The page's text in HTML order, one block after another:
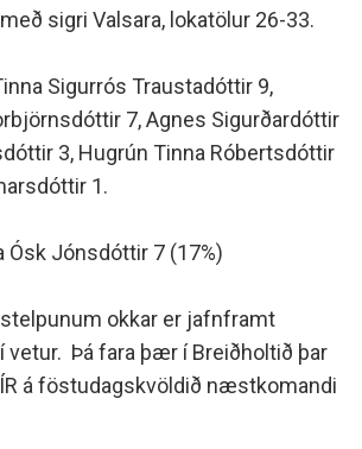
sigri Valsara, lokatölur 26-33.
Sigurrós Traustadóttir 9,
7, Agnes Sigurðardóttir
3, Hugrún Tinna Róbertsdóttir
1.
Ósk Jónsdóttir 7 (17%)
okkar er jafnframt
vetur. Þá fara þær í Breiðholtið þar
á föstudagskvöldið næstkomandi